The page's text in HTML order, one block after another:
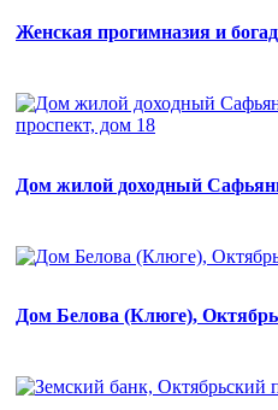
Женская прогимназия и
Дом жилой доходный
Дом Белова (Клюге),